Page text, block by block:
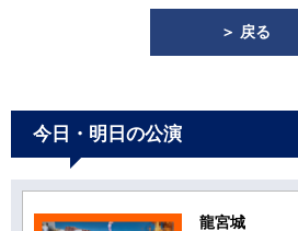
＞ 戻る
今日・明日の公演
龍宮城